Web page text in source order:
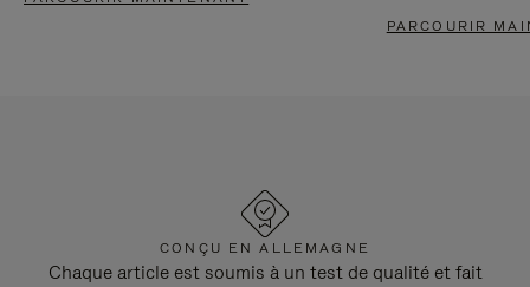
PARCOURIR
CONÇU EN ALLEMAGNE
Chaque article est soumis à un test de qualité et fait